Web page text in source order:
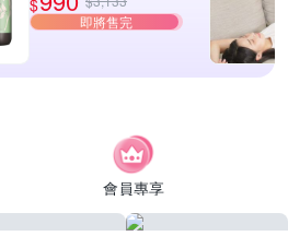
沐浴正貨400ml[限
梳乙支]
$
即將售完
會員專享